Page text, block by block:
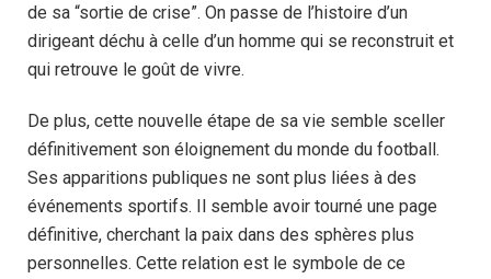
de sa “sortie de crise”. On passe de l’histoire d’un
dirigeant déchu à celle d’un homme qui se reconstruit et
qui retrouve le goût de vivre.
De plus, cette nouvelle étape de sa vie semble sceller
définitivement son éloignement du monde du football.
Ses apparitions publiques ne sont plus liées à des
événements sportifs. Il semble avoir tourné une page
définitive, cherchant la paix dans des sphères plus
personnelles. Cette relation est le symbole de ce